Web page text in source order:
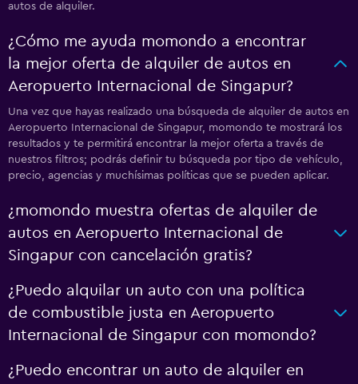
autos de alquiler.
¿Cómo me ayuda momondo a encontrar
la mejor oferta de alquiler de autos en
Aeropuerto Internacional de Singapur?
Una vez que hayas realizado una búsqueda de alquiler de autos en
Aeropuerto Internacional de Singapur, momondo te mostrará los
resultados y te permitirá encontrar la mejor oferta a través de
nuestros filtros; podrás definir tu búsqueda por tipo de vehículo,
precio, agencias y muchísimas políticas que se pueden aplicar.
¿momondo muestra ofertas de alquiler de
autos en Aeropuerto Internacional de
Singapur con cancelación gratis?
¿Puedo alquilar un auto con una política
de combustible justa en Aeropuerto
Internacional de Singapur con momondo?
¿Puedo encontrar un auto de alquiler en